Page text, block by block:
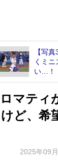
【写
くミ
い…！
マティ
ど、希
2025年09